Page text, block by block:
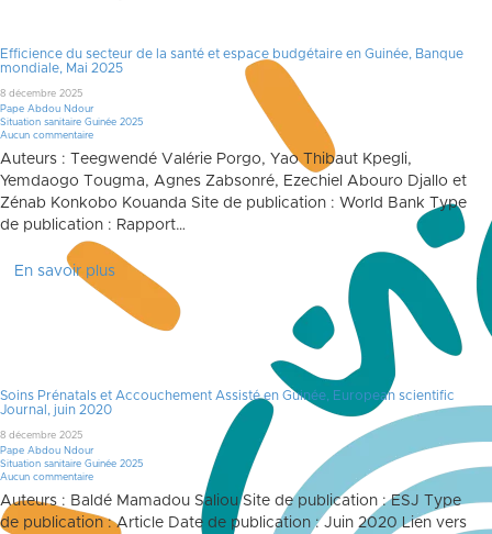
Efficience du secteur de la santé et espace budgétaire en Guinée, Banque
mondiale, Mai 2025
8 décembre 2025
Pape Abdou Ndour
Situation sanitaire Guinée 2025
Aucun commentaire
Auteurs : Teegwendé Valérie Porgo, Yao Thibaut Kpegli,
Yemdaogo Tougma, Agnes Zabsonré, Ezechiel Abouro Djallo et
Zénab Konkobo Kouanda Site de publication : World Bank Type
de publication : Rapport…
En savoir plus
Soins Prénatals et Accouchement Assisté en Guinée, European scientific
Journal, juin 2020
8 décembre 2025
Pape Abdou Ndour
Situation sanitaire Guinée 2025
Aucun commentaire
Auteurs : Baldé Mamadou Saliou Site de publication : ESJ Type
de publication : Article Date de publication : Juin 2020 Lien vers